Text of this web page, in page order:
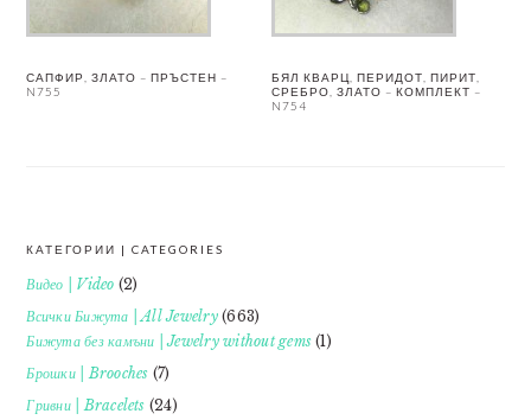
САПФИР, ЗЛАТО – ПРЪСТЕН –
N755
БЯЛ КВАРЦ, ПЕРИДОТ, ПИРИТ,
СРЕБРО, ЗЛАТО – КОМПЛЕКТ –
N754
FOOTER
КАТЕГОРИИ | CATEGORIES
Видео | Video (2)
Всички Бижута | All Jewelry(663)
Бижута без камъни | Jewelry without gems (1)
Брошки | Brooches (7)
Гривни | Bracelets (24)